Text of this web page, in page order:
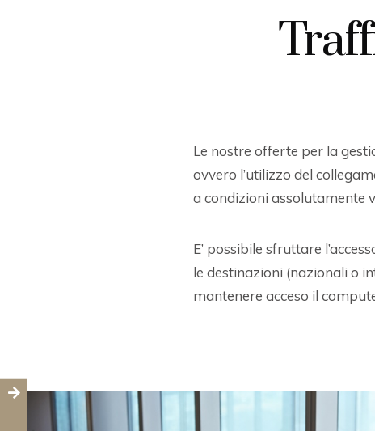
Le nostre offerte per la
ovvero l’utilizzo del
a condizioni assolutamente
E’ possibile sfruttare
le destinazioni (nazionali o
mantenere acceso il